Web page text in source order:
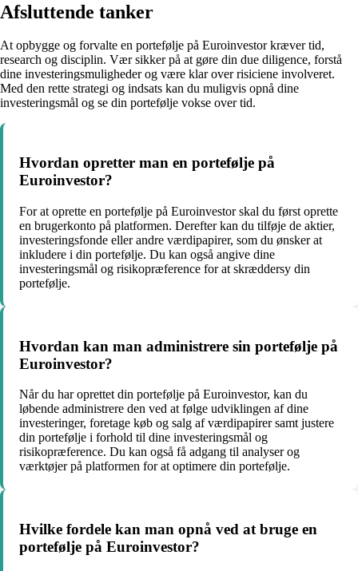
Afsluttende tanker
At opbygge og forvalte en portefølje på Euroinvestor kræver tid,
research og disciplin. Vær sikker på at gøre din due diligence, forstå
dine investeringsmuligheder og være klar over risiciene involveret.
Med den rette strategi og indsats kan du muligvis opnå dine
investeringsmål og se din portefølje vokse over tid.
Hvordan opretter man en portefølje på
Euroinvestor?
For at oprette en portefølje på Euroinvestor skal du først oprette
en brugerkonto på platformen. Derefter kan du tilføje de aktier,
investeringsfonde eller andre værdipapirer, som du ønsker at
inkludere i din portefølje. Du kan også angive dine
investeringsmål og risikopræference for at skræddersy din
portefølje.
Hvordan kan man administrere sin portefølje på
Euroinvestor?
Når du har oprettet din portefølje på Euroinvestor, kan du
løbende administrere den ved at følge udviklingen af dine
investeringer, foretage køb og salg af værdipapirer samt justere
din portefølje i forhold til dine investeringsmål og
risikopræference. Du kan også få adgang til analyser og
værktøjer på platformen for at optimere din portefølje.
Hvilke fordele kan man opnå ved at bruge en
portefølje på Euroinvestor?